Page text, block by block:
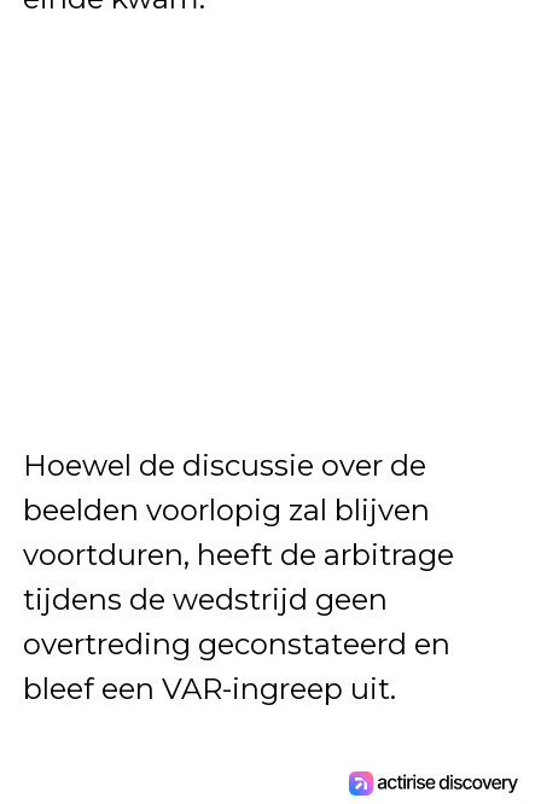
Hoewel de discussie over de
beelden voorlopig zal blijven
voortduren, heeft de arbitrage
tijdens de wedstrijd geen
overtreding geconstateerd en
bleef een VAR-ingreep uit.